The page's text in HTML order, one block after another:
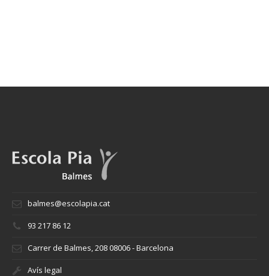
balmes@escolapia.cat
93 217 86 12
Carrer de Balmes, 208 08006 - Barcelona
Avís legal